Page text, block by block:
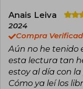
obra es
Anais Leiva
2024
Compra
Aún no he tenido
esta lectura tan
estoy al día con
Cómo ya leí los